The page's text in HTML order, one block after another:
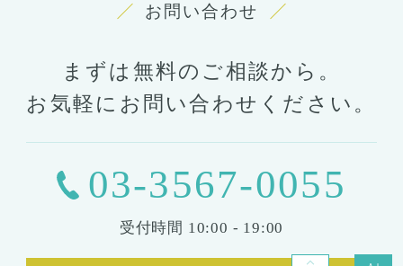
お問い合わせ
まずは無料のご相談から。
お気軽にお問い合わせください。
03-3567-0055
受付時間 10:00 - 19:00